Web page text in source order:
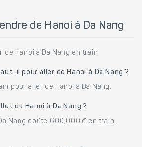
de Hanoi à Da Nang
de Hanoi à Da Nang en train.
il pour aller de Hanoi à Da Nang ?
pour aller de Hanoi à Da Nang.
de Hanoi à Da Nang ?
Nang coûte 600,000 đ en train.